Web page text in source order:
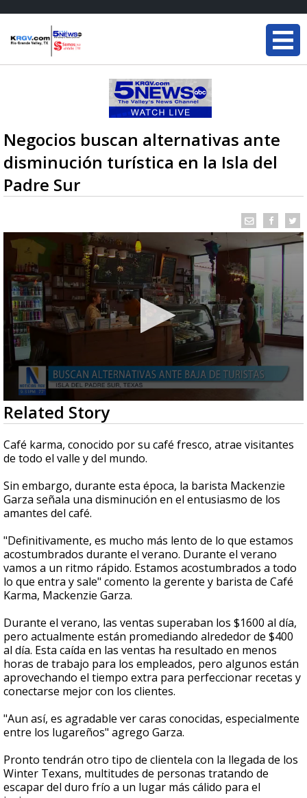
Negocios buscan alternativas ante
disminución turística en la Isla del
Padre Sur
0
seconds
of
2
minutes,
12
Related Story
Café karma, conocido por su café fresco, atrae visitantes
de todo el valle y del mundo.
Sin embargo, durante esta época, la barista Mackenzie
Garza señala una disminución en el entusiasmo de los
amantes del café.
"Definitivamente, es mucho más lento de lo que estamos
acostumbrados durante el verano. Durante el verano
vamos a un ritmo rápido. Estamos acostumbrados a todo
lo que entra y sale" comento la gerente y barista de Café
Karma, Mackenzie Garza.
Durante el verano, las ventas superaban los $1600 al día,
pero actualmente están promediando alrededor de $400
al día. Esta caída en las ventas ha resultado en menos
horas de trabajo para los empleados, pero algunos están
aprovechando el tiempo extra para perfeccionar recetas y
conectarse mejor con los clientes.
"Aun así, es agradable ver caras conocidas, especialmente
entre los lugareños" agrego Garza.
Pronto tendrán otro tipo de clientela con la llegada de los
Winter Texans, multitudes de personas tratando de
escapar del duro frío a un lugar más cálido para el